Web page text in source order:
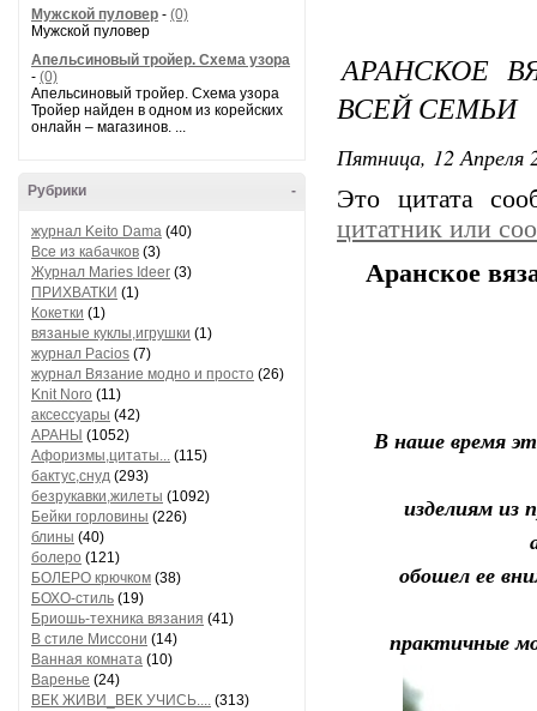
Мужской пуловер - (0)
Мужской пуловер
Апельсиновый тройер. Схема узора
- (0)
Апельсиновый тройер. Схема узора
Тройер найден в одном из корейских
онлайн – магазинов. ...
-
Рубрики
журнал Keito Dama (40)
Все из кабачков (3)
Журнал Maries Ideer (3)
ПРИХВАТКИ (1)
Кокетки (1)
вязаные куклы,игрушки (1)
журнал Pacios (7)
журнал Вязание модно и просто (26)
Knit Noro (11)
аксессуары (42)
АРАНЫ (1052)
Афоризмы,цитаты... (115)
бактус,снуд (293)
безрукавки,жилеты (1092)
Бейки горловины (226)
блины (40)
болеро (121)
БОЛЕРО крючком (38)
БОХО-стиль (19)
Бриошь-техника вязания (41)
В стиле Миссони (14)
Ванная комната (10)
Варенье (24)
ВЕК ЖИВИ_ВЕК УЧИСЬ.... (313)
АРАНСКОЕ
ВСЕЙ СЕМЬИ
Пятница, 12 Апреля
Это цитата
цитатник или
Аранское
В наше время
изделиям из
обошел ее
практичные